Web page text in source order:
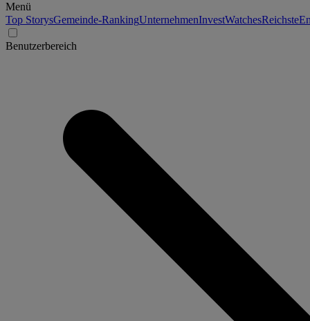
Menü
Top StorysGemeinde-RankingUnternehmenInvestWatchesReichste
Benutzerbereich